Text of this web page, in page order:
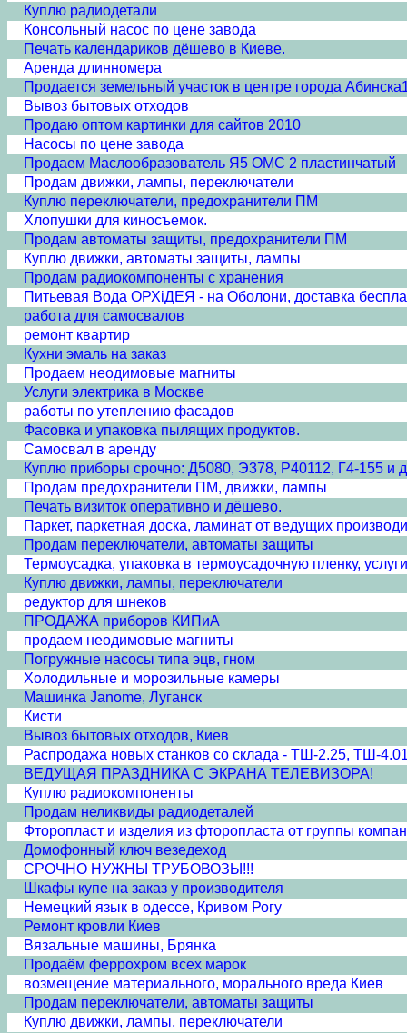
Куплю радиодетали
Консольный насос по цене завода
Печать календариков дёшево в Киеве.
Аренда длинномера
Продается земельный участок в центре города
Вывоз бытовых отходов
Продаю оптом картинки для сайтов 2010
Насосы по цене завода
Продаем Маслообразователь Я5 ОМС 2 пластинчатый
Продам движки, лампы, переключатели
Куплю переключатели, предохранители ПМ
Хлопушки для киносъемок.
Продам автоматы защиты, предохранители ПМ
Куплю движки, автоматы защиты, лампы
Продам радиокомпоненты с хранения
Питьевая Вода ОРХiДЕЯ - на Оболони, доставка
работа для самосвалов
ремонт квартир
Кухни эмаль на заказ
Продаем неодимовые магниты
Услуги электрика в Москве
работы по утеплению фасадов
Фасовка и упаковка пылящих продуктов.
Самосвал в аренду
Куплю приборы срочно: Д5080, Э378, Р40112, Г4-155 и
Продам предохранители ПМ, движки, лампы
Печать визиток оперативно и дёшево.
Паркет, паркетная доска, ламинат от ведущих
Продам переключатели, автоматы защиты
Термоусадка, упаковка в термоусадочную пленку,
Куплю движки, лампы, переключатели
редуктор для шнеков
ПРОДАЖА приборов КИПиА
продаем неодимовые магниты
Погружные насосы типа эцв, гном
Холодильные и морозильные камеры
Машинка Janome, Луганск
Кисти
Вывоз бытовых отходов, Киев
Распродажа новых станков со склада - ТШ-2.25, ТШ-
ВЕДУЩАЯ ПРАЗДНИКА С ЭКРАНА ТЕЛЕВИЗОРА!
Куплю радиокомпоненты
Продам неликвиды радиодеталей
Фторопласт и изделия из фторопласта от группы
Домофонный ключ везедеход
СРОЧНО НУЖНЫ ТРУБОВОЗЫ!!!
Шкафы купе на заказ у производителя
Немецкий язык в одессе, Кривом Рогу
Ремонт кровли Киев
Вязальные машины, Брянка
Продаём феррохром всех марок
возмещение материального, морального вреда Киев
Продам переключатели, автоматы защиты
Куплю движки, лампы, переключатели